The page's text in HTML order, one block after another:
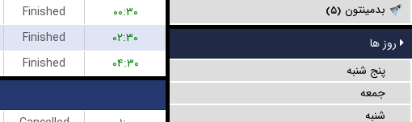
بدمینتون (۵)
روز ها
پنج شنبه
جمعه
شنبه
Finished
۰۰:۳۰
Finished
۰۲:۳۰
Finished
۰۴:۳۰